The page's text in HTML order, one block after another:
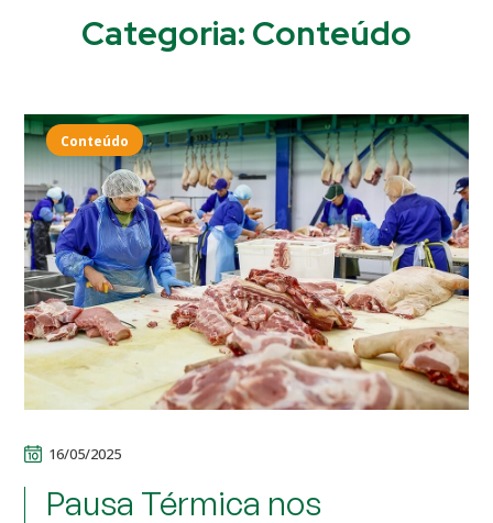
Categoria: Conteúdo
Conteúdo
16/05/2025
Pausa Térmica nos